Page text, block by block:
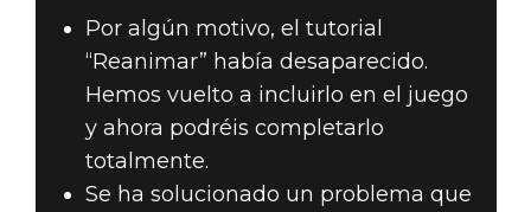
Por algún motivo, el tutorial
“Reanimar” había desaparecido.
Hemos vuelto a incluirlo en el juego
y ahora podréis completarlo
totalmente.
Se ha solucionado un problema que